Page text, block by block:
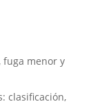
menor y
clasificación,